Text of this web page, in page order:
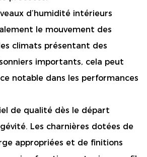
d’humidité intérieurs
le mouvement des
climats présentant des
importants, cela peut
notable dans les performances
de qualité dès le départ
Les charnières dotées de
appropriées et de finitions